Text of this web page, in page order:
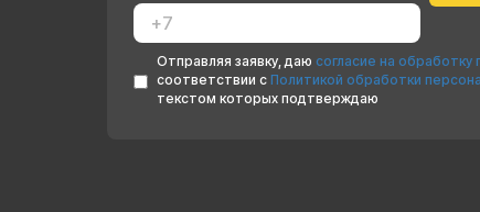
Отправляя заявку, даю согласие на обработку
соответствии с Политикой обработки
текстом которых подтверждаю